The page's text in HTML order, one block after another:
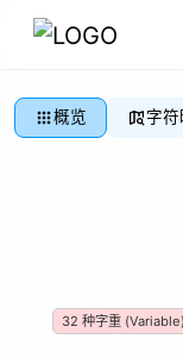
概览 字符
32 种字重 (Variable)